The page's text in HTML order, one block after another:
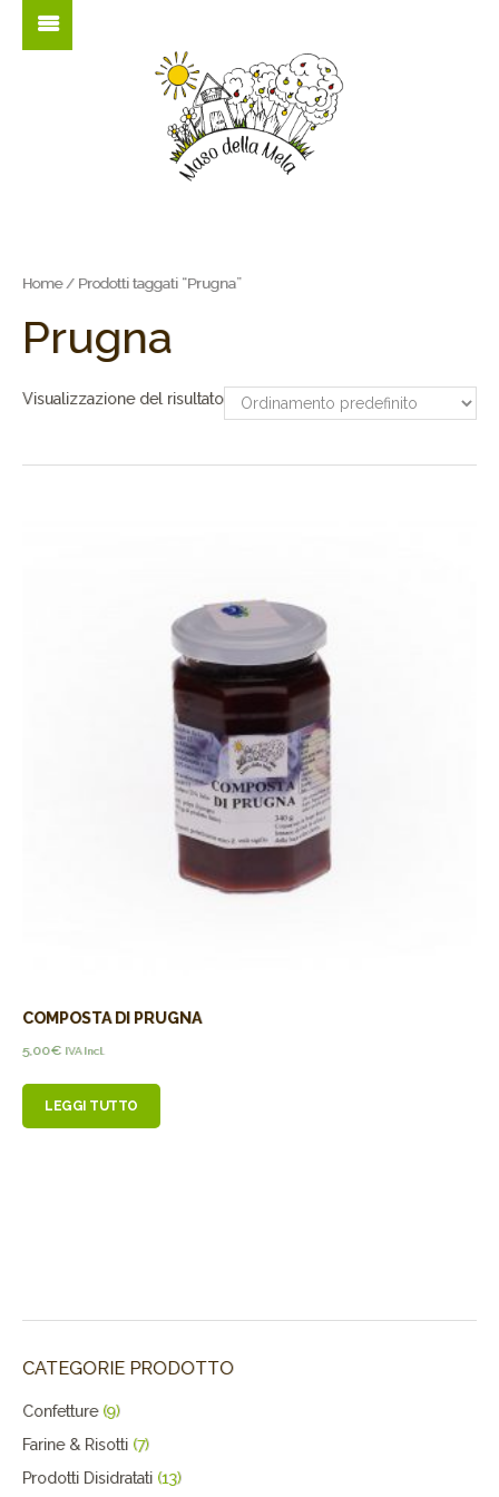
Home/ Prodotti taggati “Prugna”
Prugna
Visualizzazione del risultato
COMPOSTA DI PRUGNA
5,00€ IVA Incl.
LEGGI TUTTO
CATEGORIE PRODOTTO
Confetture (9)
Farine & Risotti (7)
Prodotti Disidratati (13)